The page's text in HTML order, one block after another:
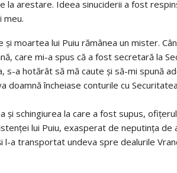
la arestare. Ideea sinuciderii a fost
meu.
moartea lui Puiu rămânea un mister.
care mi-a spus că a fost secretară la
a hotărât să mă caute și să-mi spună
doamnă încheiase conturile cu
schingiurea la care a fost supus,
lui Puiu, exasperat de neputința de
a transportat undeva spre dealurile